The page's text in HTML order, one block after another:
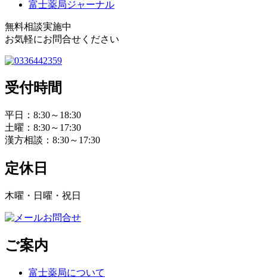
富士薬局ジャーナル
無料相談実施中
お気軽にお問合せください
受付時間
平日：8:30～18:30
土曜：8:30～17:30
漢方相談：8:30～17:30
定休日
木曜・日曜・祝日
ご案内
富士薬局について